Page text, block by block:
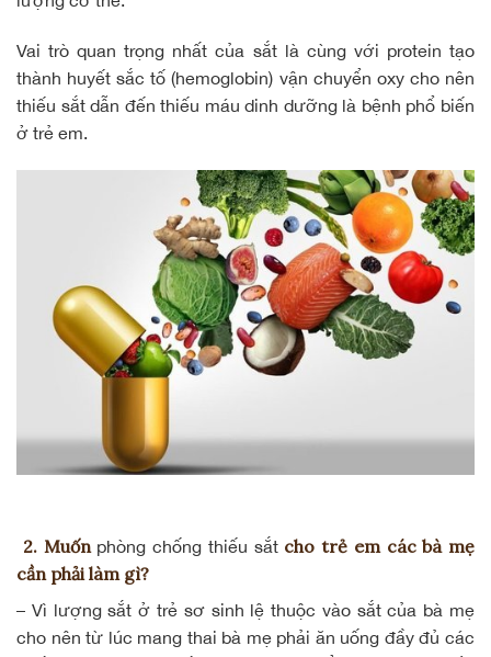
Vai trò quan trọng nhất của sắt là cùng với protein tạo
thành huyết sắc tố (hemoglobin) vận chuyển oxy cho nên
thiếu sắt dẫn đến thiếu máu dinh dưỡng là bệnh phổ biến
ở trẻ em.
2. Muốn phòng chống thiếu sắtcho trẻ em các bà mẹ
cần phải làm gì?
– Vì lượng sắt ở trẻ sơ sinh lệ thuộc vào sắt của bà mẹ
cho nên từ lúc mang thai bà mẹ phải ăn uống đầy đủ các